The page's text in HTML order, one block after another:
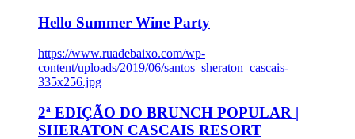
Hello Summer Wine Party
https://www.ruadebaixo.com/wp-
content/uploads/2019/06/santos_sheraton_cascais-
335x256.jpg
2ª EDIÇÃO DO BRUNCH POPULAR |
SHERATON CASCAIS RESORT